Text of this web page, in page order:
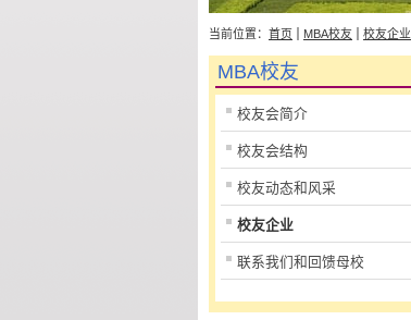
当前位置： 首页 MBA校友 校友企业
MBA校友
校友会简介
校友会结构
校友动态和风采
校友企业
联系我们和回馈母校